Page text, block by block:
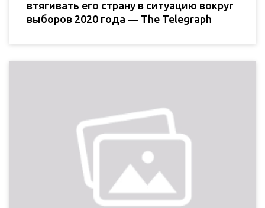
втягивать его страну в ситуацию вокруг
выборов 2020 года — The Telegraph